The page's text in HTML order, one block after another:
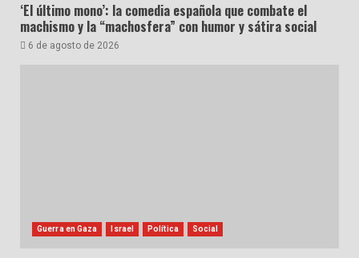
‘El último mono’: la comedia española que combate el
machismo y la “machosfera” con humor y sátira social
6 de agosto de 2026
Guerra en Gaza Israel Política Social